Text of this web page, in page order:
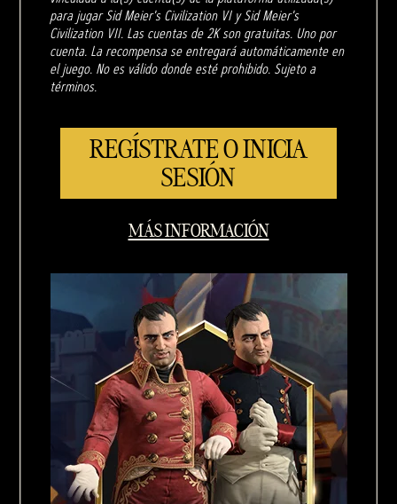
para jugar Sid Meier's Civilization VI y Sid Meier's
Civilization VII. Las cuentas de 2K son gratuitas. Uno por
cuenta. La recompensa se entregará automáticamente en
el juego. No es válido donde esté prohibido. Sujeto a
términos.
REGÍSTRATE O INICIA
SESIÓN
MÁS INFORMACIÓN